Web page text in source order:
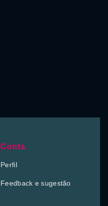
Conta
Perfil
Feedback e sugestão